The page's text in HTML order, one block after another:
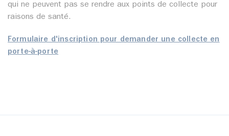
qui ne peuvent pas se rendre aux points de collecte pour
raisons de santé.
Formulaire d'inscription pour demander une collecte en
porte-à-porte